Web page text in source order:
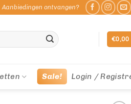
Aanbiedingen ontvangen?
€0,00
Sale! Login /